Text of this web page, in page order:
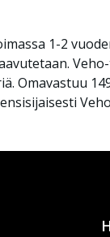
1-2
Omavastuu